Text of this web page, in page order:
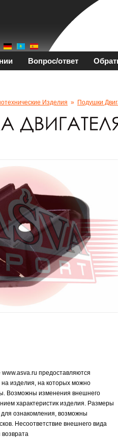
Вопрос/ответ
Изделия » Подушки
предоставляются
изделия, на которых можно
Возможны изменения внешнего
характеристик изделия. Размеры
ознакомления, возможны
Несоответствие внешнего вида